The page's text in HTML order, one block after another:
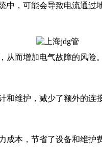
中，可能会导致电流通
增加电气故障的风险
护，减少了额外的连
本，节省了设备和维护